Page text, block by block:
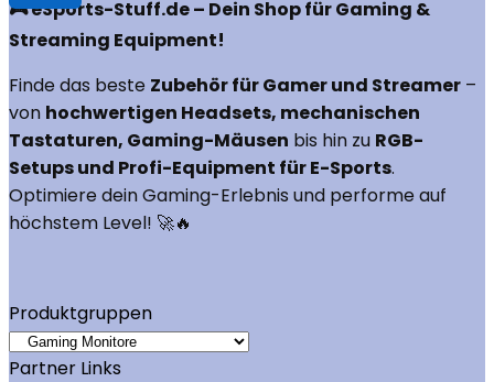
🎮 eSports-Stuff.de – Dein Shop für Gaming &
Streaming Equipment!
Finde das beste Zubehör für Gamer und Streamer –
von hochwertigen Headsets, mechanischen
Tastaturen, Gaming-Mäusen bis hin zu RGB-
Setups und Profi-Equipment für E-Sports.
Optimiere dein Gaming-Erlebnis und performe auf
höchstem Level! 🚀🔥
Produktgruppen
Partner Links